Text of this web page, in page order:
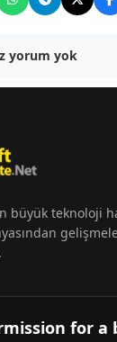
yorum yok
büyük teknoloji